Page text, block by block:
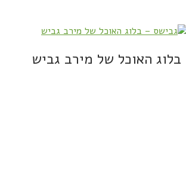
בלוג האוכל של מירב גביש